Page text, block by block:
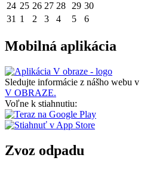
24 25 26 27 28 29 30
31 1 2 3 4 5 6
Mobilná aplikácia
Sledujte informácie z nášho webu v
V OBRAZE.
Voľne k stiahnutiu:
Zvoz odpadu